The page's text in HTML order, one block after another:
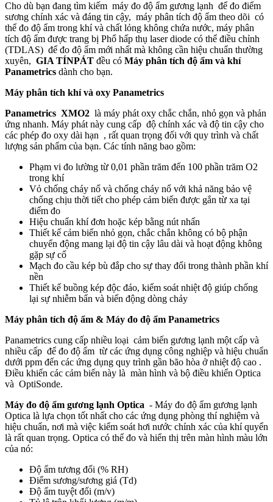
Cho dù bạn đang tìm kiếm máy đo độ ẩm gương lạnh để đo điểm
sương chính xác và đáng tin cậy, máy phân tích độ ẩm theo dõi có
thể đo độ ẩm trong khí và chất lỏng không chứa nước, máy phân
tích độ ẩm được trang bị Phổ hấp thụ laser diode có thể điều chỉnh
(TDLAS) để đo độ ẩm mới nhất mà không cần hiệu chuẩn thường
xuyên, GIA TÍNPÁT đều có Máy phân tích độ ẩm và khí
Panametrics dành cho bạn.
Máy phân tích khí và oxy Panametrics
Panametrics XMO2 là máy phát oxy chắc chắn, nhỏ gọn và phản
ứng nhanh. Máy phát này cung cấp độ chính xác và độ tin cậy cho
các phép đo oxy dài hạn , rất quan trọng đối với quy trình và chất
lượng sản phẩm của bạn. Các tính năng bao gồm:
Phạm vi đo lường từ 0,01 phần trăm đến 100 phần trăm O2
trong khí
Vỏ chống cháy nổ và chống cháy nổ với khả năng bảo vệ
chống chịu thời tiết cho phép cảm biến được gắn từ xa tại
điểm đo
Hiệu chuẩn khí đơn hoặc kép bằng nút nhấn
Thiết kế cảm biến nhỏ gọn, chắc chắn không có bộ phận
chuyển động mang lại độ tin cậy lâu dài và hoạt động không
gặp sự cố
Mạch đo cầu kép bù đắp cho sự thay đổi trong thành phần khí
nền
Thiết kế buồng kép độc đáo, kiểm soát nhiệt độ giúp chống
lại sự nhiễm bẩn và biến động dòng chảy
Máy phân tích độ ẩm & Máy đo độ ẩm Panametrics
Panametrics cung cấp nhiều loại cảm biến gương lạnh một cấp và
nhiều cấp để đo độ ẩm từ các ứng dụng công nghiệp và hiệu chuẩn
dưới ppm đến các ứng dụng quy trình gần bão hòa ở nhiệt độ cao .
Điều khiển các cảm biến này là màn hình và bộ điều khiển Optica
và OptiSonde.
Máy đo độ ẩm gương lạnh Optica - Máy đo độ ẩm gương lạnh
Optica là lựa chọn tốt nhất cho các ứng dụng phòng thí nghiệm và
hiệu chuẩn, nơi mà việc kiểm soát hơi nước chính xác của khí quyển
là rất quan trọng. Optica có thể đo và hiển thị trên màn hình màu lớn
của nó:
Độ ẩm tương đối (% RH)
Điểm sương/sương giá (Td)
Độ ẩm tuyệt đối (m/v)